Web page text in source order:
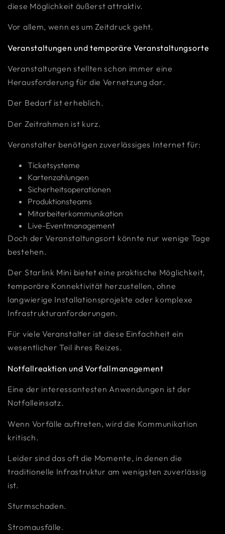
diese Möglichkeit äußerst attraktiv.
Vor allem, wenn es um Zeitdruck geht.
Veranstaltungen und temporäre Veranstaltungsorte
Veranstaltungen stellten schon immer eine
Herausforderung für die Vernetzung dar.
Der Bedarf ist erheblich.
Der Zeitrahmen ist kurz.
Veranstalter benötigen zuverlässiges Internet für:
Ticketsysteme
Kartenzahlungen
Sicherheitsoperationen
Produktionsteams
Mitarbeiterkommunikation
Live-Eventmanagement
Doch der Veranstaltungsort könnte nur wenige Tage
bestehen.
Der Starlink Mini bietet eine praktische Möglichkeit,
temporäre Konnektivität herzustellen, ohne
langwierige Installationsprojekte oder komplexe
Infrastrukturanforderungen.
Für viele Veranstalter ist diese Einfachheit ein
wesentlicher Teil ihres Reizes.
Notfallreaktion und Vorfallmanagement
Eine der interessantesten Anwendungen ist der
Notfalleinsatz.
Wenn Vorfälle auftreten, wird die Kommunikation
kritisch.
Leider sind das oft die Momente, in denen die
traditionelle Infrastruktur am wenigsten zuverlässig
ist.
Sturmschaden.
Stromausfälle.